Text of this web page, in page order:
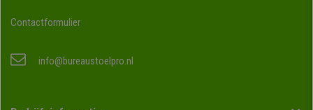
Contactformulier
info@bureaustoelpro.nl